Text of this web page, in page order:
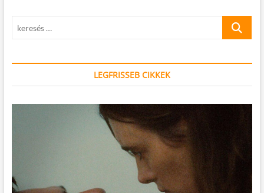
keresés
LEGFRISSEB CIKKEK